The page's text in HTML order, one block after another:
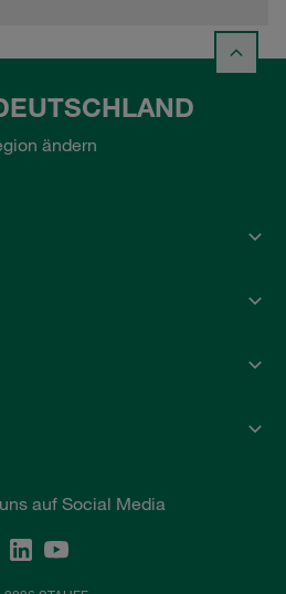
ändern
auf Social Media